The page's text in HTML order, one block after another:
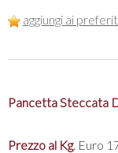
aggiungi ai
Pancetta Steccata
Prezzo al Kg. Euro